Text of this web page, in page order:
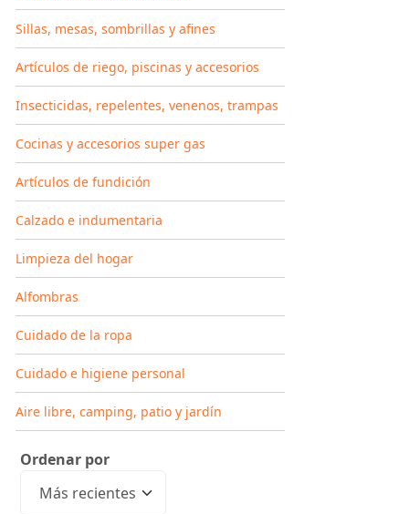
Ordenar por
Sillas, mesas, sombrillas y afines
Artículos de riego, piscinas y accesorios
Insecticidas, repelentes, venenos, trampas
Cocinas y accesorios super gas
Artículos de fundición
Calzado e indumentaria
Limpieza del hogar
Alfombras
Cuidado de la ropa
Cuidado e higiene personal
Aire libre, camping, patio y jardín